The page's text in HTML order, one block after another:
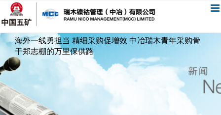
过
内
海外一线勇担当 精细采购促增效 中冶瑞木青年采购骨
干郑志棚的万里保供路